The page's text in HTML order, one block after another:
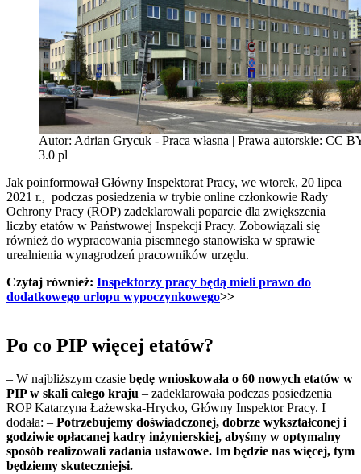
Autor: Adrian Grycuk - Praca własna | Prawa autorskie: CC
3.0 pl
Jak poinformował Główny Inspektorat Pracy, we wtorek, 20 lipca
2021 r., podczas posiedzenia w trybie online członkowie Rady
Ochrony Pracy (ROP) zadeklarowali poparcie dla zwiększenia
liczby etatów w Państwowej Inspekcji Pracy. Zobowiązali się
również do wypracowania pisemnego stanowiska w sprawie
urealnienia wynagrodzeń pracowników urzędu.
Czytaj również: Inspektorzy pracy będą mieli prawo do
dodatkowego urlopu wypoczynkowego>>
Po co PIP więcej etatów?
– W najbliższym czasie będę wnioskowała o 60 nowych etatów w
PIP w skali całego kraju – zadeklarowała podczas posiedzenia
ROP Katarzyna Łażewska-Hrycko, Główny Inspektor Pracy. I
dodała: – Potrzebujemy doświadczonej, dobrze wykształconej i
godziwie opłacanej kadry inżynierskiej, abyśmy w optymalny
sposób realizowali zadania ustawowe. Im będzie nas więcej, tym
będziemy skuteczniejsi.